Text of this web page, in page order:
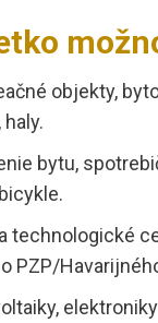
objekty,
bytu,
technologické
PZP/